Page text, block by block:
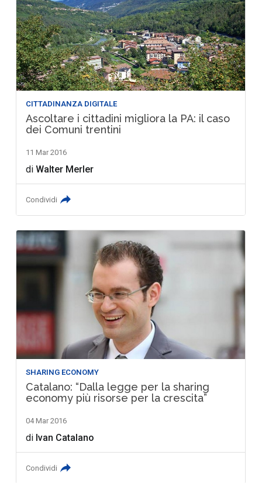
CITTADINANZA DIGITALE
Ascoltare i cittadini migliora la PA: il caso
dei Comuni trentini
11 Mar 2016
diWalter Merler
Condividi
SHARING ECONOMY
Catalano: “Dalla legge per la sharing
economy più risorse per la crescita”
04 Mar 2016
di Ivan Catalano
Condividi